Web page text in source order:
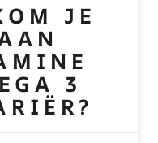
JE
3